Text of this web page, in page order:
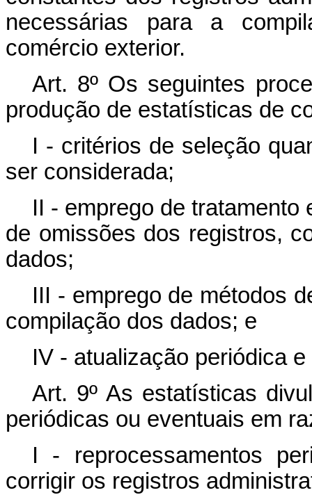
necessárias para a
comércio exterior.
Art. 8º Os seguintes
produção de estatísticas de
I - critérios de seleção
ser considerada;
II - emprego de
de omissões dos registros,
dados;
III - emprego de métodos
compilação dos dados; e
IV - atualização periódica
Art. 9º As estatísticas
periódicas ou eventuais em
I - reprocessamentos
corrigir os registros